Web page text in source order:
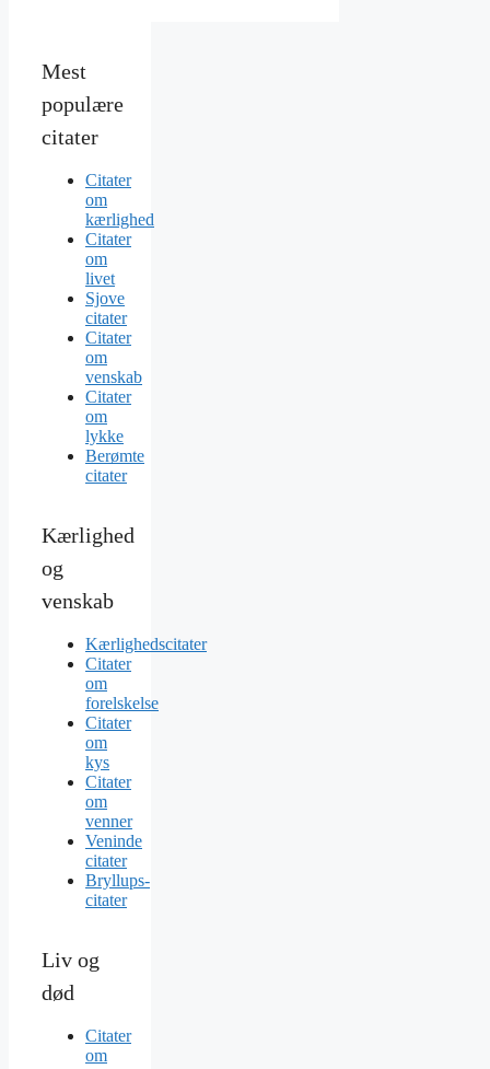
Mest
populære
citater
Citater
om
kærlighed
Citater
om
livet
Sjove
citater
Citater
om
venskab
Citater
om
lykke
Berømte
citater
Kærlighed
og
venskab
Kærlighedscitater
Citater
om
forelskelse
Citater
om
kys
Citater
om
venner
Veninde
citater
Bryllups-
citater
Liv og
død
Citater
om